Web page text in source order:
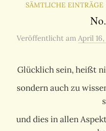
SÄMTLICHE EINTRÄGE
Veröffentlicht am April 16,
Glücklich sein, heißt
sondern auch zu
und dies in allen